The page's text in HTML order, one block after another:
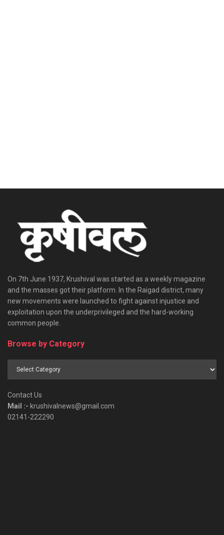
On 7th June 1937, Krushival was started as a weekly magazine
and the masses got their platform. In the Raigad district, many
new movements were launched to fight against injustice and
exploitation upon the underprivileged and the hard-working
common people.
Browse by Category
Browse
Contact Us
Mail :- krushivalnews@gmail.com
02141-222290